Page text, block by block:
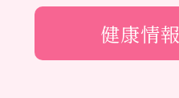
健康情報